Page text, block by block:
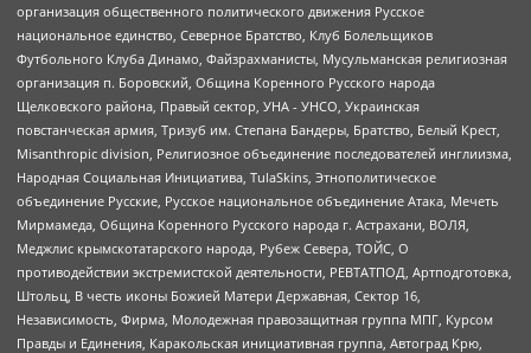
организация общественного политического движения Русское
национальное единство, Северное Братство, Клуб Болельщиков
Футбольного Клуба Динамо, Файзрахманисты, Мусульманская религиозная
организация п. Боровский, Община Коренного Русского народа
Щелковского района, Правый сектор, УНА - УНСО, Украинская
повстанческая армия, Тризуб им. Степана Бандеры, Братство, Белый Крест,
Misanthropic division, Религиозное объединение последователей инглиизма,
Народная Социальная Инициатива, TulaSkins, Этнополитическое
объединение Русские, Русское национальное объединение Атака, Мечеть
Мирмамеда, Община Коренного Русского народа г. Астрахани, ВОЛЯ,
Меджлис крымскотатарского народа, Рубеж Севера, ТОЙС, О
противодействии экстремистской деятельности, РЕВТАТПОД, Артподготовка,
Штольц, В честь иконы Божией Матери Державная, Сектор 16,
Независимость, Фирма, Молодежная правозащитная группа МПГ, Курсом
Правды и Единения, Каракольская инициативная группа, Автоград Крю,